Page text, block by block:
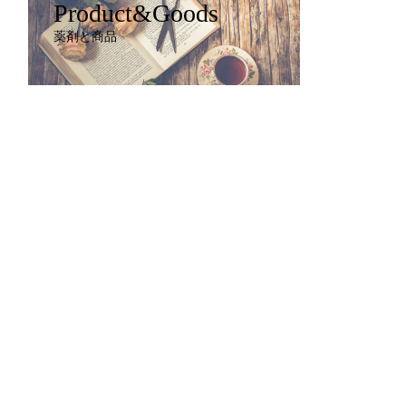
Product&Goods
薬剤と商品